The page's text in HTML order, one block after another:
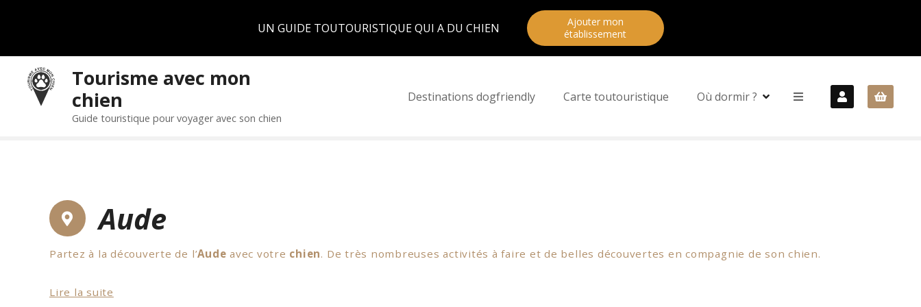
UN GUIDE TOUTOURISTIQUE QUI A DU CHIEN
Ajouter mon
établissement
Tourisme avec mon
chien
Guide touristique pour voyager avec son chien
Destinations dogfriendly Carte toutouristique Où dormir ?
Aude
Partez à la découverte de l’Aude avec votre chien. De très nombreuses activités à faire et de belles découvertes en compagnie de son chien.
Tout d’abord, les
Cabresprine
Lire la suite